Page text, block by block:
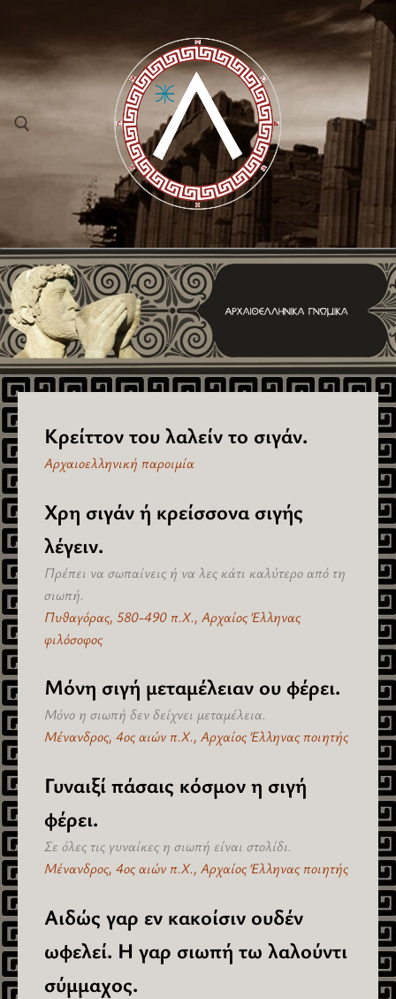
Κρείττον του λαλείν το σιγάν.
Αρχαιοελληνική παροιμία
Χρη σιγάν ή κρείσσονα σιγής
λέγειν.
Πρέπει να σωπαίνεις ή να λες κάτι καλύτερο από τη
σιωπή.
Πυθαγόρας, 580-490 π.Χ., Αρχαίος Έλληνας
φιλόσοφος
Μόνη σιγή μεταμέλειαν ου φέρει.
Μόνο η σιωπή δεν δείχνει μεταμέλεια.
Μένανδρος, 4ος αιών π.Χ., Αρχαίος Έλληνας ποιητής
Γυναιξί πάσαις κόσμον η σιγή
φέρει.
Σε όλες τις γυναίκες η σιωπή είναι στολίδι.
Μένανδρος, 4ος αιών π.Χ., Αρχαίος Έλληνας ποιητής
Αιδώς γαρ εν κακοίσιν ουδέν
ωφελεί. Η γαρ σιωπή τω λαλούντι
σύμμαχος.